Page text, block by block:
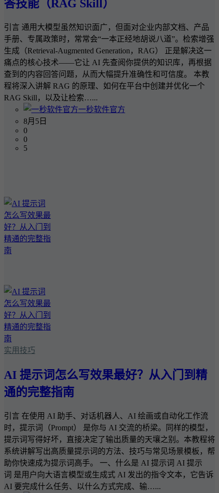
答技能（RAG Skill）
引言 通用大模型虽然知识面广，但面对企业内部文档、产品
手册、专属政策时，常常会“一本正经地胡说八道”。检索增强
生成（Retrieval-Augmented Generation，RAG） 正是解决这一
痛点的核心技术——它让 AI 先查阅你提供的知识库，再根据
查到的内容回答问题，从而大幅提升准确性和可信度。 本教
程将深入讲解 RAG 的原理、如何在平台中创建并优化一个
RAG Skill，以及让检索…...
一秒软件官方
8月5日
0
0
5
实用技巧
AI 提示词怎么写效果最好？从入门到精
通的完整指南
引言 在使用 AI 助手、对话机器人、AI 绘画或自动化工作流
时，提示词（Prompt） 是你与 AI 交流的桥梁。同样的模型，
提示词写得好坏，直接决定了输出质量的天壤之别。本教程将
系统讲解写出高质量提示词的方法、技巧与常见场景模板，帮
助你快速成为提示词高手。 一、什么是 AI 提示词 AI 提示
词 是用户向大语言模型或生成式 AI 发出的指令文本，它告诉
AI 要完成什么任务、以什么方式完成、输…...